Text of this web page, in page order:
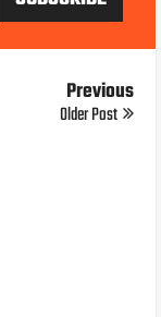
Previous
Older Post